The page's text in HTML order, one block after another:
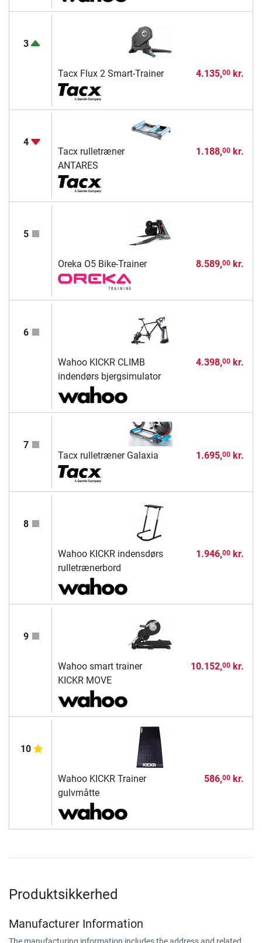
3
Tacx Flux 2 Smart-Trainer 4.135,00kr.
4
Tacx rulletræner
ANTARES
1.188,00kr.
5
Oreka O5 Bike-Trainer 8.589,00kr.
6
Wahoo KICKR CLIMB
indendørs bjergsimulator
4.398,00kr.
7
Tacx rulletræner Galaxia
1.695,00kr.
8
Wahoo KICKR indensdørs
rulletrænerbord
1.946,00kr.
9
Wahoo smart trainer
KICKR MOVE
10.152,00kr.
10
Wahoo KICKR Trainer
gulvmåtte
586,00kr.
Produktsikkerhed
Manufacturer Information